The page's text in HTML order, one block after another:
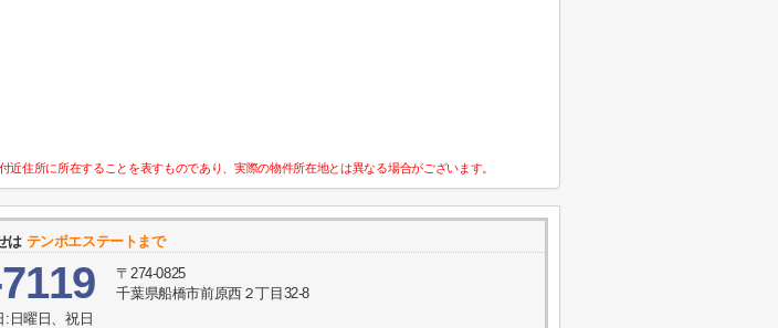
住所に所在することを表すものであり、実際の物件所在地とは異なる場合がございます。
は テンポエステートまで
〒274-0825
千葉県船橋市前原西２丁目32-8
日曜日、祝日